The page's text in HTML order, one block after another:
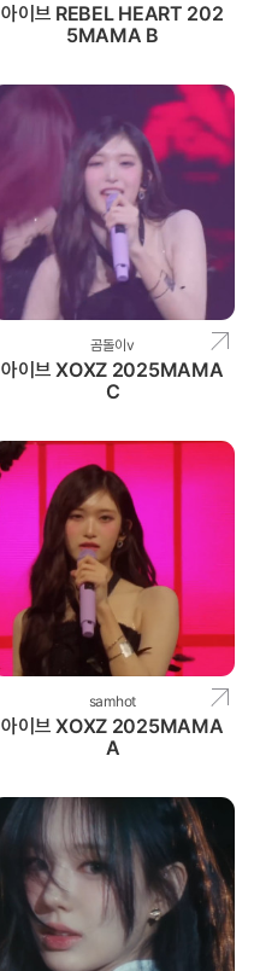
아이브 REBEL HEART 202
5MAMA B
곰돌이v
아이브 XOXZ 2025MAMA
C
samhot
아이브 XOXZ 2025MAMA
A